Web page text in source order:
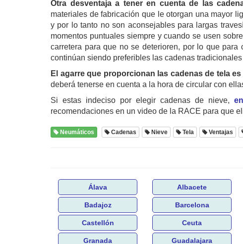
Otra desventaja a tener en cuenta de las
materiales de fabricación que le otorgan una mayor
y por lo tanto no son aconsejables para largas
momentos puntuales siempre y cuando se usen
carretera para que no se deterioren, por lo que
continúan siendo preferibles las cadenas
El agarre que proporcionan las cadenas de tela
deberá tenerse en cuenta a la hora de circular con
Si estas indeciso por elegir cadenas de nieve,
recomendaciones en un video de la RACE para que
Neumáticos Cadenas Nieve Tela Ventajas
Álava Albacete
Badajoz Barcelona
Castellón Ceuta
Granada Guadalajara